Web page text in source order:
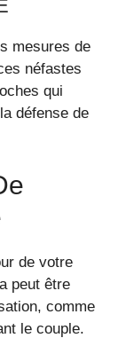
mesures de
néfastes
qui
défense de
de votre
peut être
comme
le couple.